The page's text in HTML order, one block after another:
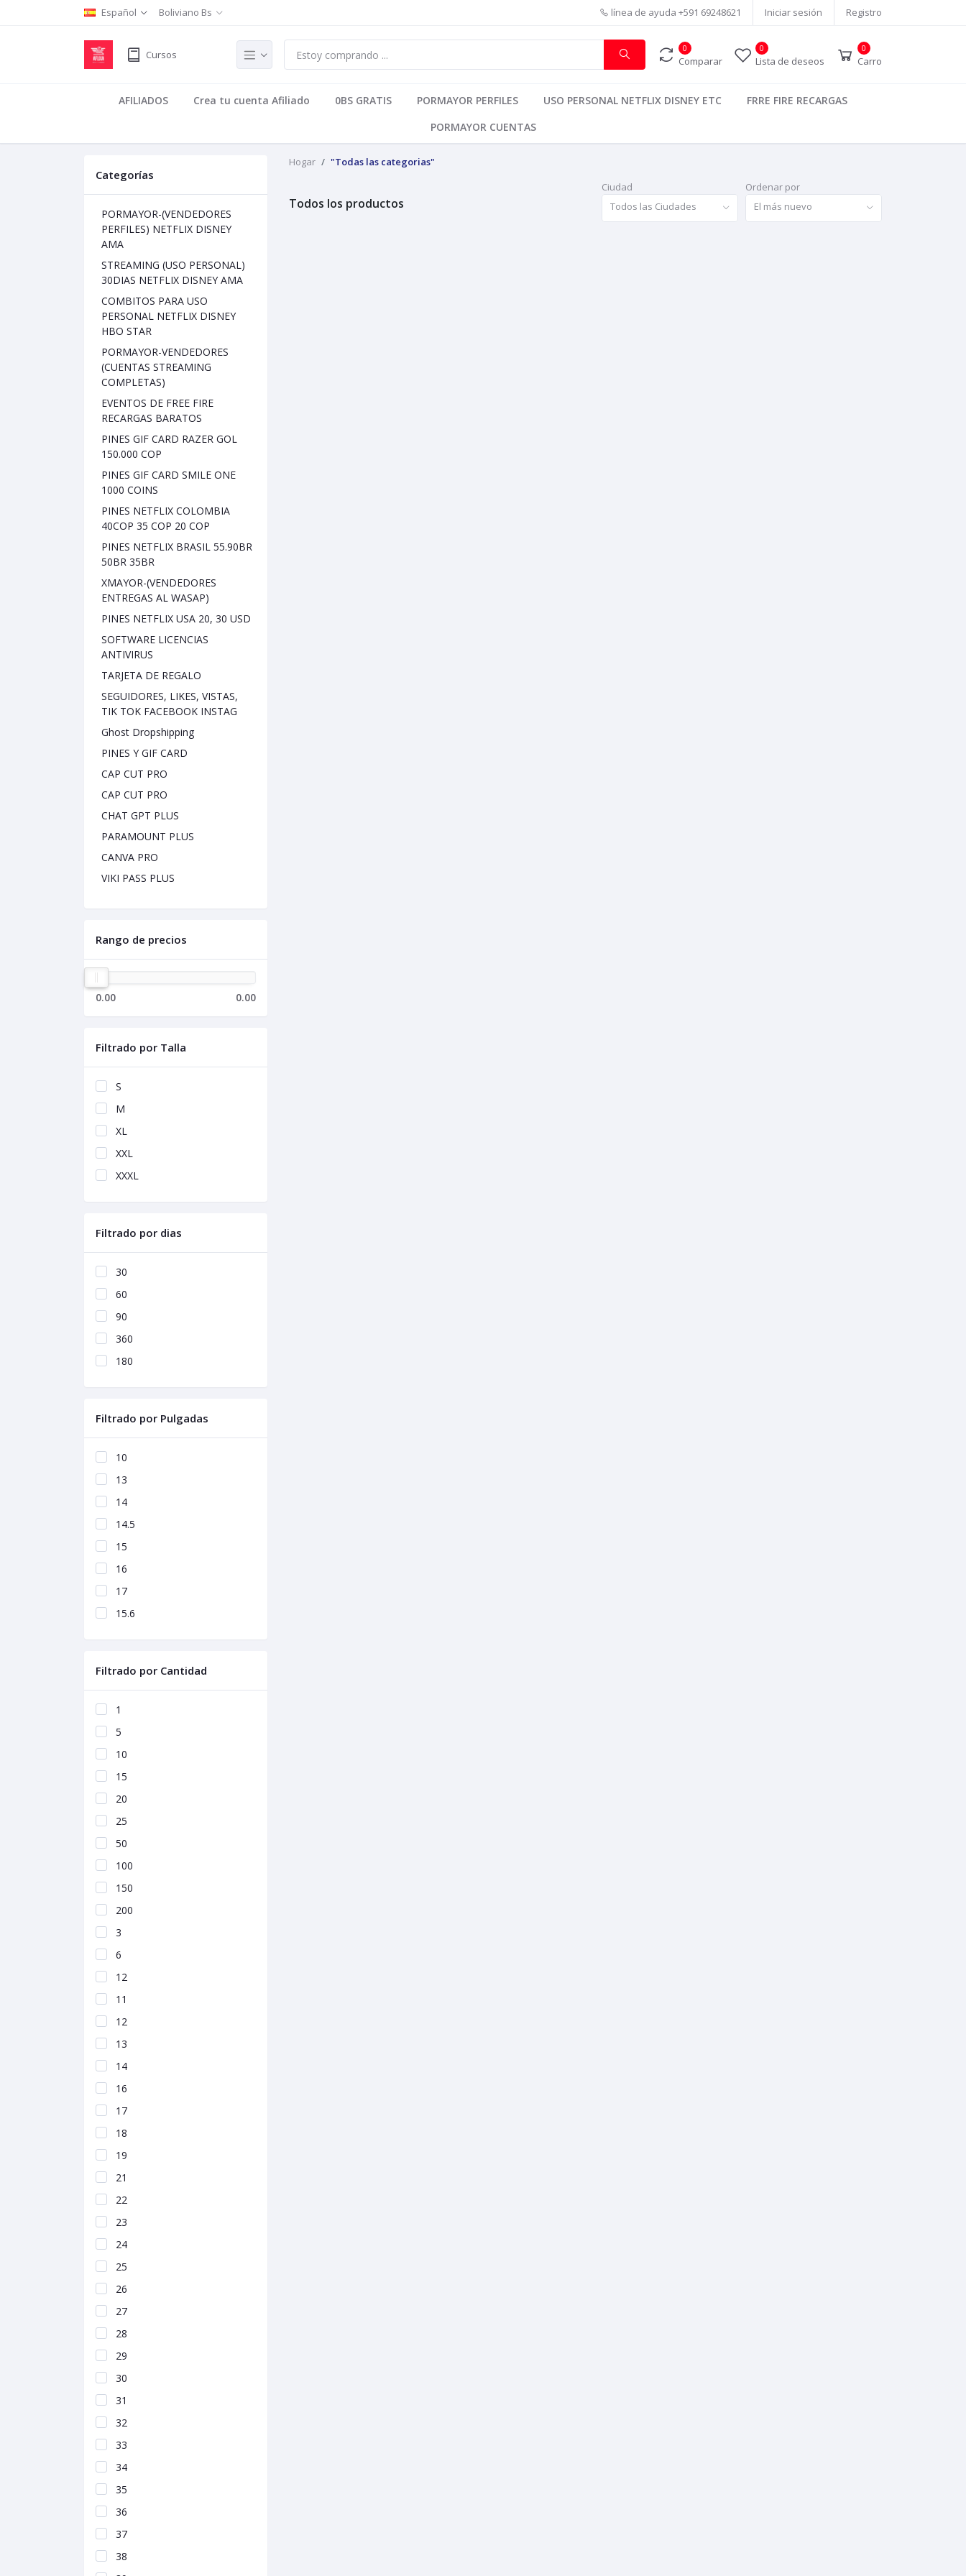
Español Boliviano Bs línea de ayuda +591 69248621 Iniciar sesión Registro
Cursos 0
Comparar
0
Lista de deseos
0
Carro
AFILIADOS Crea tu cuenta Afiliado 0BS GRATIS PORMAYOR PERFILES USO PERSONAL NETFLIX DISNEY ETC
FRRE FIRE RECARGAS
PORMAYOR CUENTAS
Categorías
PORMAYOR-(VENDEDORES
PERFILES) NETFLIX DISNEY
AMA
STREAMING (USO PERSONAL)
30DIAS NETFLIX DISNEY AMA
COMBITOS PARA USO
PERSONAL NETFLIX DISNEY
HBO STAR
PORMAYOR-VENDEDORES
(CUENTAS STREAMING
COMPLETAS)
EVENTOS DE FREE FIRE
RECARGAS BARATOS
PINES GIF CARD RAZER GOL
150.000 COP
PINES GIF CARD SMILE ONE
1000 COINS
PINES NETFLIX COLOMBIA
40COP 35 COP 20 COP
PINES NETFLIX BRASIL 55.90BR
50BR 35BR
XMAYOR-(VENDEDORES
ENTREGAS AL WASAP)
PINES NETFLIX USA 20, 30 USD
SOFTWARE LICENCIAS
ANTIVIRUS
TARJETA DE REGALO
SEGUIDORES, LIKES, VISTAS,
TIK TOK FACEBOOK INSTAG
Ghost Dropshipping
PINES Y GIF CARD
CAP CUT PRO
CAP CUT PRO
CHAT GPT PLUS
PARAMOUNT PLUS
CANVA PRO
VIKI PASS PLUS
Rango de precios
0.00 0.00
Filtrado por Talla
S
M
XL
XXL
XXXL
Filtrado por dias
30
60
90
360
180
Filtrado por Pulgadas
10
13
14
14.5
15
16
17
15.6
Filtrado por Cantidad
1
5
10
15
20
25
50
100
150
200
3
6
12
11
12
13
14
16
17
18
19
21
22
23
24
25
26
27
28
29
30
31
32
33
34
35
36
37
38
Hogar "Todas las categorias"
Todos los productos
Ciudad
Todos las Ciudades
Ordenar por
El más nuevo